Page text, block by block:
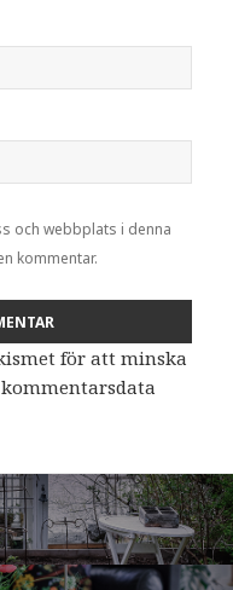
och webbplats i denna
kommentar.
för att minska